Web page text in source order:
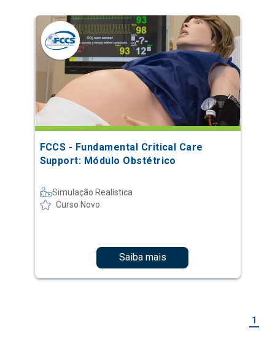
FCCS - Fundamental Critical Care
Support: Módulo Obstétrico
Simulação Realística
Curso Novo
Saiba mais
1